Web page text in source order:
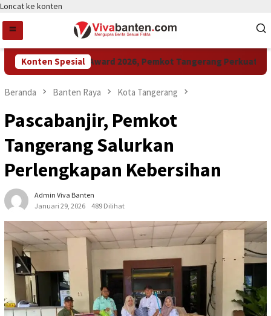
Loncat ke konten
Konten Spesial
Raih LPM Award 2026, Pemkot Tangerang Perkuat
Beranda Banten Raya Kota Tangerang
Pascabanjir, Pemkot
Tangerang Salurkan
Perlengkapan Kebersihan
Admin Viva Banten
Januari 29, 2026
489 Dilihat